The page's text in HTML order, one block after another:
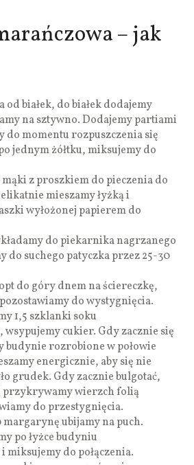
– jak
od białek, do białek dodajemy
na sztywno. Dodajemy partiami
do momentu rozpuszczenia się
jednym żółtku, miksujemy do
z proszkiem do pieczenia do
mieszamy łyżką i
wyłożonej papierem do
do piekarnika nagrzanego
do suchego patyczka przez 25-30
do góry dnem na ściereczkę,
do wystygnięcia.
1,5 szklanki soku
wsypujemy cukier. Gdy zacznie się
budynie rozrobione w połowie
energicznie, aby się nie
grudek. Gdy zacznie bulgotać,
przykrywamy wierzch folią
do przestygnięcia.
margarynę ubijamy na puch.
po łyżce budyniu
miksujemy do połączenia.